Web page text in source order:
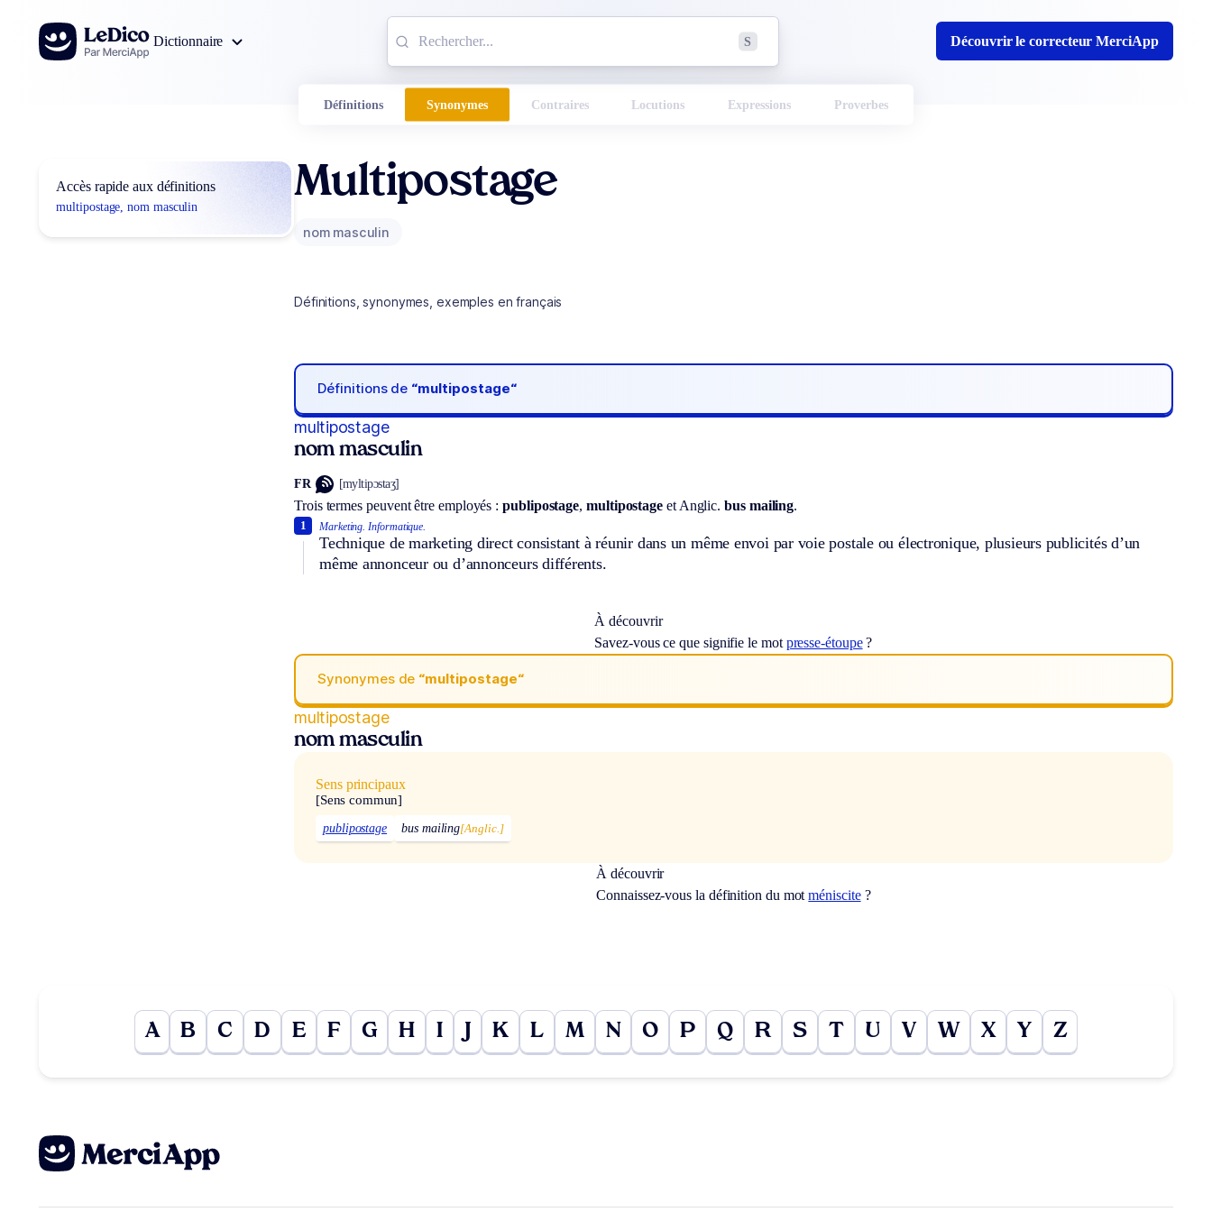
Aller au contenu
Dictionnaire
S Découvrir le correcteur MerciApp
Définitions Synonymes Contraires Locutions Expressions Proverbes
Accès rapide aux définitions
multipostage, nom masculin
Multipostage
nom masculin
Définitions, synonymes, exemples en français
Définitions de “multipostage“
multipostage
nom masculin
FR [myltipɔstaʒ]
Trois termes peuvent être employés :publipostage, multipostage et Anglic. bus mailing.
Marketing. Informatique.
Technique de marketing direct consistant à réunir dans un même envoi par voie postale ou électronique, plusieurs publicités d’un
même annonceur ou d’annonceurs différents.
1
À découvrir
Savez-vous ce que signifie le mot presse-étoupe?
Synonymes de “multipostage“
multipostage
nom masculin
Sens principaux
[Sens commun]
publipostage bus mailing[Anglic.]
À découvrir
Connaissez-vous la définition du motméniscite?
A B C D E F G H I J K L M N O P Q R S T U V W X Y Z